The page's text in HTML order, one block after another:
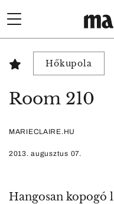
Hőkupola
Room 210
MARIECLAIRE.HU
2013. augusztus 07.
Hangosan kopogó